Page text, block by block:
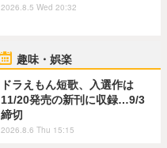
2026.8.5 Wed 20:32
趣味・娯楽
ドラえもん短歌、入選作は
11/20発売の新刊に収録…9/3
締切
2026.8.6 Thu 15:15